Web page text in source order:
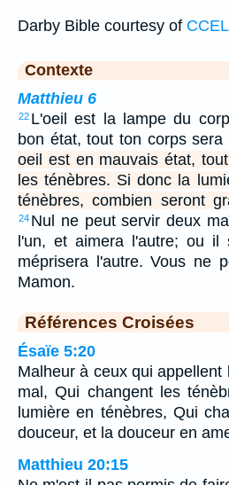
Darby Bible courtesy of
Contexte
Matthieu 6
22 L'oeil est la lampe du
bon état, tout ton corps sera
oeil est en mauvais état,
les ténèbres. Si donc la
ténèbres, combien seront
24 Nul ne peut servir deux
l'un, et aimera l'autre; ou il
méprisera l'autre. Vous ne
Mamon.
Références Croisées
Ésaïe 5:20
Malheur à ceux qui appellent
mal, Qui changent les
lumière en ténèbres, Qui
douceur, et la douceur en
Matthieu 20:15